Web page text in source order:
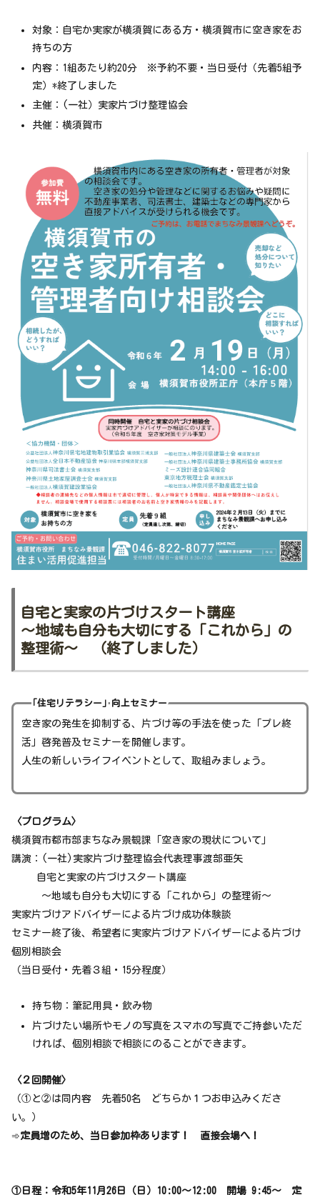
対象：自宅か実家が横須賀にある方・横須賀市に空き家をお
持ちの方
内容：1組あたり約20分 ※予約不要・当日受付（先着5組予
定）*終了しました
主催：(一社）実家片づけ整理協会
共催：横須賀市
自宅と実家の片づけスタート講座
～地域も自分も大切にする「これから」の
整理術～ （終了しました）
「住宅リテラシー」向上セミナー
空き家の発生を抑制する、片づけ等の手法を使った「プレ終
活」啓発普及セミナーを開催します。
人生の新しいライフイベントとして、取組みましょう。
〈プログラム〉
横須賀市都市部まちなみ景観課「空き家の現状について」
講演：(一社)実家片づけ整理協会代表理事渡部亜矢
自宅と実家の片づけスタート講座
～地域も自分も大切にする「これから」の整理術～
実家片づけアドバイザーによる片づけ成功体験談
セミナー終了後、希望者に実家片づけアドバイザーによる片づけ
個別相談会
（当日受付・先着３組・15分程度）
持ち物：筆記用具・飲み物
片づけたい場所やモノの写真をスマホの写真でご持参いただ
ければ、個別相談で相談にのることができます。
〈２回開催〉
（①と②は同内容 先着50名 どちらか１つお申込みくださ
い。）
➾定員増のため、当日参加枠あります！ 直接会場へ！
①日程：令和5年11月26日（日）10:00～12:00 開場 9:45～ 定